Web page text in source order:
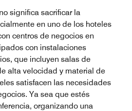
significa sacrificar la
en uno de los hoteles
centros de negocios en
con instalaciones
que incluyen salas de
alta velocidad y material de
satisfacen las necesidades
Ya sea que estés
organizando una